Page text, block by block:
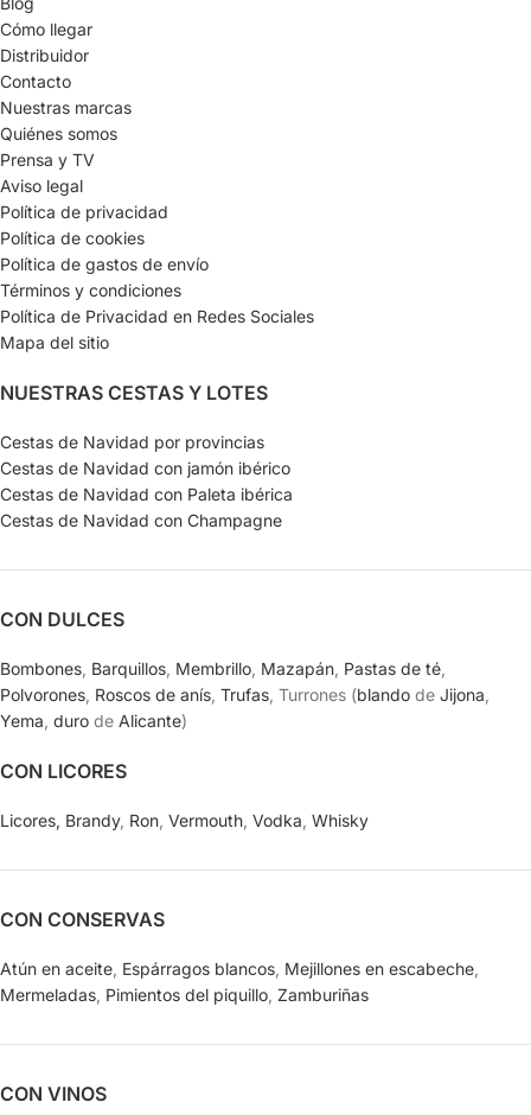
Cómo llegar
Distribuidor
Contacto
Nuestras marcas
Quiénes somos
Prensa y TV
Aviso legal
Política de privacidad
Política de cookies
Política de gastos de envío
Términos y condiciones
Política de Privacidad en Redes Sociales
Mapa del sitio
NUESTRAS CESTAS Y LOTES
Cestas de Navidad por provincias
Cestas de Navidad con jamón ibérico
Cestas de Navidad con Paleta ibérica
Cestas de Navidad con Champagne
CON DULCES
Bombones Barquillos Membrillo Mazapán Pastas de té
Polvorones Roscos de anís Trufas , Turrones (blando de Jijona
Yema duro de Alicante)
CON LICORES
Licores, Brandy, Ron Vermouth Vodka Whisky
CON CONSERVAS
Atún en aceite Espárragos blancos Mejillones en escabeche
Mermeladas Pimientos del piquillo Zamburiñas
CON VINOS